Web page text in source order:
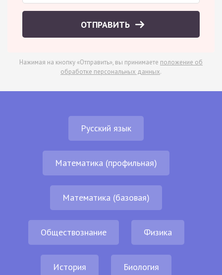
ОТПРАВИТЬ
Нажимая на кнопку «Отправить», вы принимаете положение об
обработке персональных данных.
Русский язык
Математика (профильная)
Математика (базовая)
Обществознание Физика
История Биология